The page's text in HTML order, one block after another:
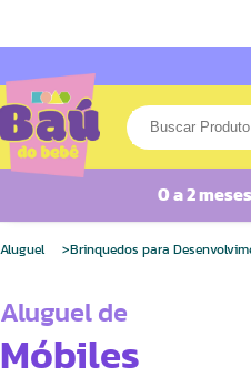
0 a 2 meses
Aluguel Brinquedos para
Aluguel de
Móbiles